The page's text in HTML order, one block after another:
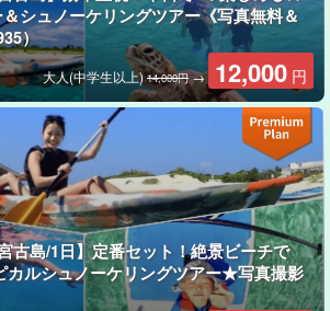
シュノーケリングツアー《写真無料＆
）
大人(中学生以上)14,000円→ 12,000 円
古島/1日】定番セット！絶景ビーチで
カルシュノーケリングツアー★写真撮影